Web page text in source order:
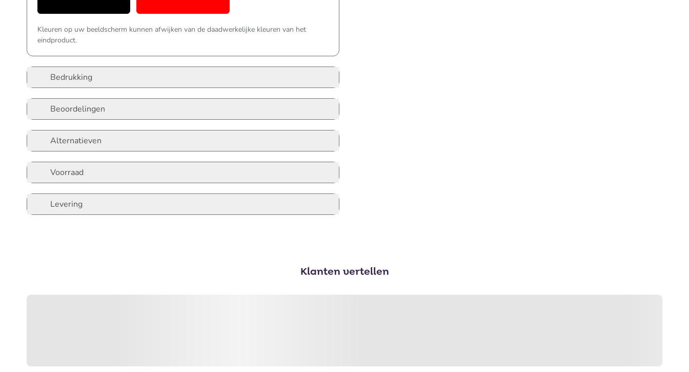
Kleuren op uw beeldscherm kunnen afwijken van de daadwerkelijke kleuren van het
eindproduct.
Bedrukking
Beoordelingen
Alternatieven
Voorraad
Levering
Klanten vertellen